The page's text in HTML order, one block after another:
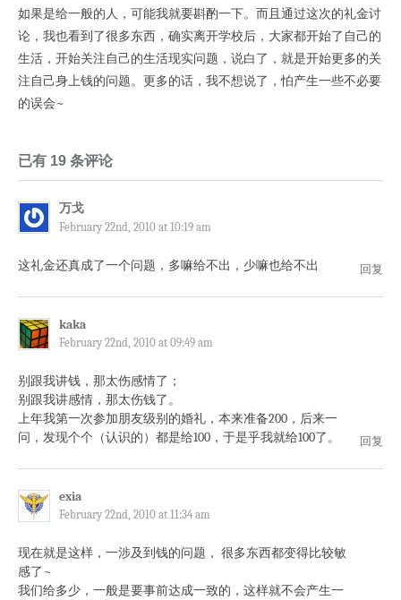
如果是给一般的人，可能我就要斟酌一下。而且通过这次的礼金讨
论，我也看到了很多东西，确实离开学校后，大家都开始了自己的
生活，开始关注自己的生活现实问题，说白了，就是开始更多的关
注自己身上钱的问题。更多的话，我不想说了，怕产生一些不必要
的误会~
已有 19 条评论
万戈
February 22nd, 2010 at 10:19 am
这礼金还真成了一个问题，多嘛给不出，少嘛也给不出 回复
kaka
February 22nd, 2010 at 09:49 am
别跟我讲钱，那太伤感情了；
别跟我讲感情，那太伤钱了。
上年我第一次参加朋友级别的婚礼，本来准备200，后来一
问，发现个个（认识的）都是给100，于是乎我就给100了。
回复
exia
February 22nd, 2010 at 11:34 am
现在就是这样，一涉及到钱的问题， 很多东西都变得比较敏
感了~
我们给多少，一般是要事前达成一致的，这样就不会产生一